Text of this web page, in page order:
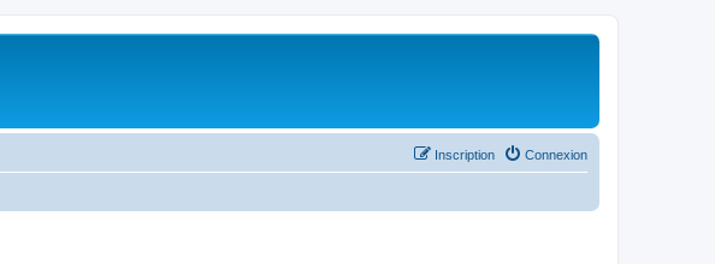
Connexion
Inscription